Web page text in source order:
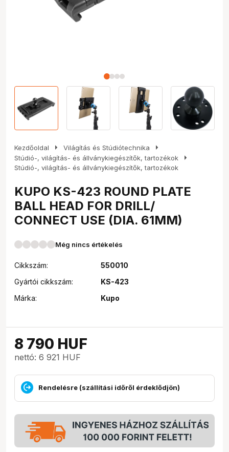
Kezdőoldal arrow_right Világítás és Stúdiótechnika arrow_right
Stúdió-, világítás- és állványkiegészítők, tartozékok arrow_right
Stúdió-, világítás- és állványkiegészítők, tartozékok
KUPO KS-423 ROUND PLATE
BALL HEAD FOR DRILL/
CONNECT USE (DIA. 61MM)
Még nincs értékelés
Cikkszám:
550010
Gyártói cikkszám:
KS-423
Márka:
Kupo
8 790 HUF
nettó: 6 921 HUF
Rendelésre (szállítási időről érdeklődjön)